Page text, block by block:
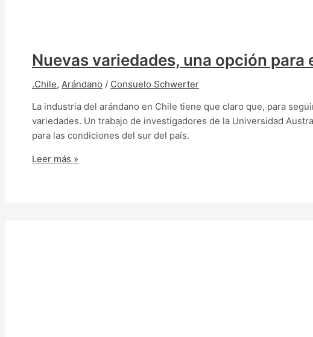
Nuevas variedades, una opción para
.Chile, Arándano / Consuelo Schwerter
La industria del arándano en Chile tiene que claro que, para
variedades. Un trabajo de investigadores de la Universidad
para las condiciones del sur del país.
Leer más »